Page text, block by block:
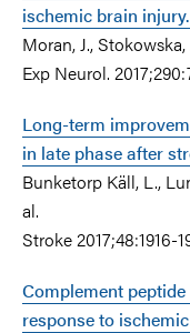
ischemic brain injury.
Moran, J., Stokowska,
Exp Neurol. 2017;
Long-term
in late phase after
Bunketorp Käll, L.,
al.
Stroke2017;48:1916-
Complement
response to